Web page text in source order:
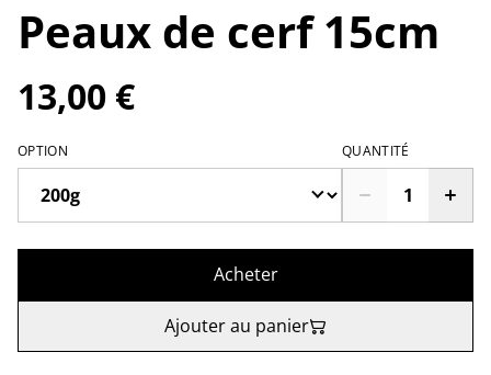
Peaux de cerf 15cm
13,00 €
OPTION QUANTITÉ
Acheter
Ajouter au panier